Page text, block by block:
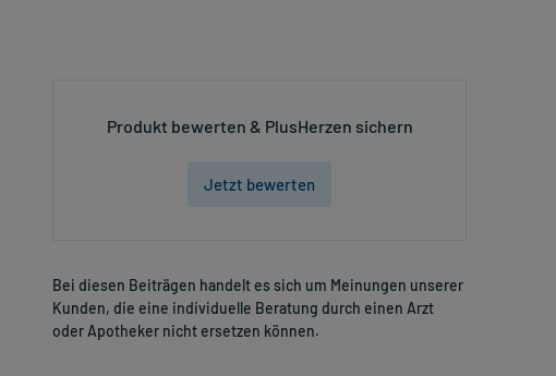
Produkt bewerten & PlusHerzen sichern
Jetzt bewerten
Bei diesen Beiträgen handelt es sich um Meinungen unserer
Kunden, die eine individuelle Beratung durch einen Arzt
oder Apotheker nicht ersetzen können.